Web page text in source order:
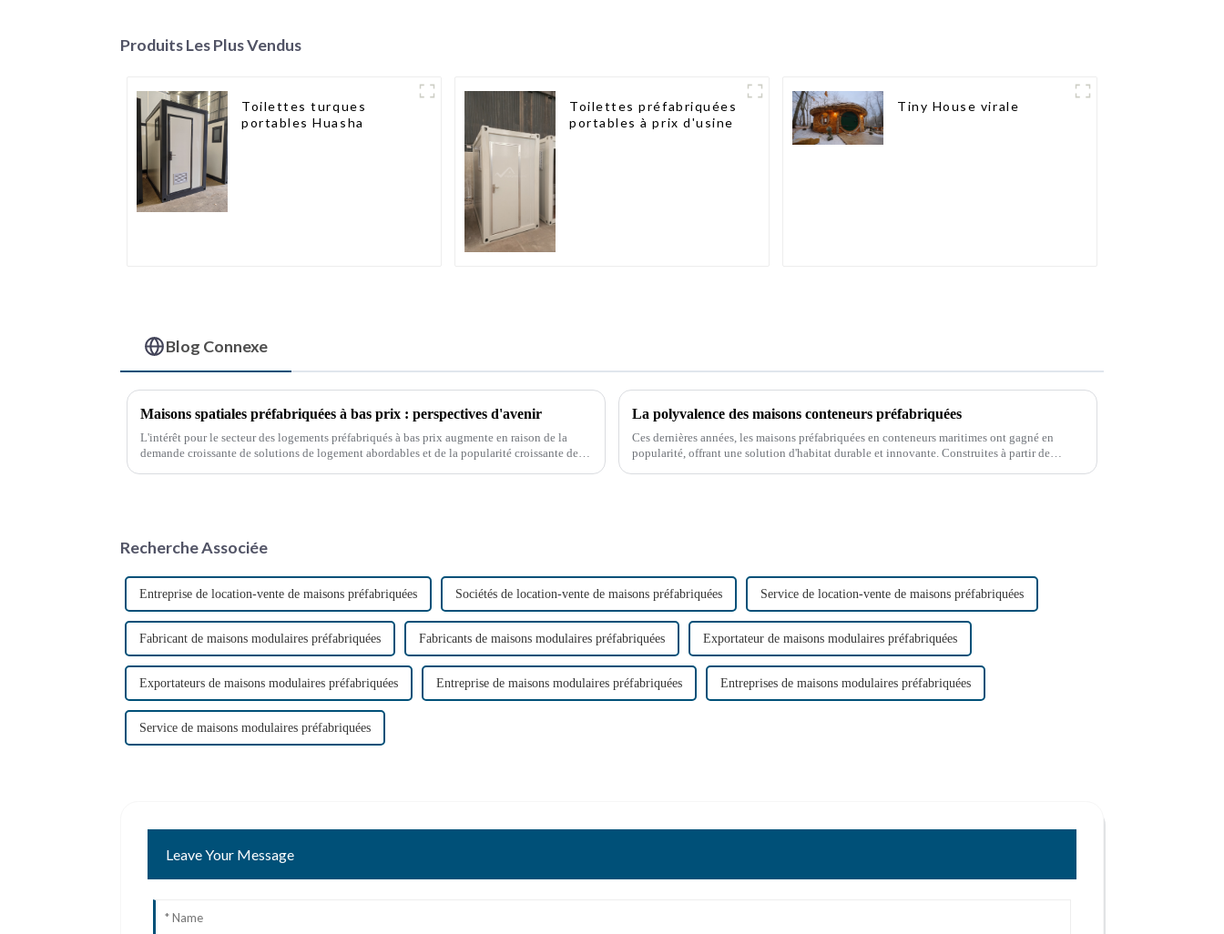
Produits Les Plus Vendus
Toilettes turques
portables Huasha
Toilettes préfabriquées
portables à prix d'usine
Tiny House virale
Blog Connexe
Maisons spatiales préfabriquées à bas prix : perspectives d'avenir
L'intérêt pour le secteur des logements préfabriqués à bas prix augmente en raison de la
demande croissante de solutions de logement abordables et de la popularité croissante des
La polyvalence des maisons conteneurs préfabriquées
Ces dernières années, les maisons préfabriquées en conteneurs maritimes ont gagné en
popularité, offrant une solution d'habitat durable et innovante. Construites à partir de
Recherche Associée
Entreprise de location-vente de maisons préfabriquées Sociétés de location-vente de maisons préfabriquées Service de location-vente de maisons préfabriquées
Fabricant de maisons modulaires préfabriquées Fabricants de maisons modulaires préfabriquées Exportateur de maisons modulaires préfabriquées
Exportateurs de maisons modulaires préfabriquées Entreprise de maisons modulaires préfabriquées Entreprises de maisons modulaires préfabriquées
Service de maisons modulaires préfabriquées
Leave Your Message